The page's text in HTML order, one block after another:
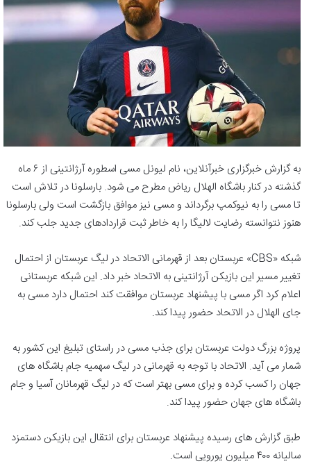
به گزارش خبرگزاری خبرآنلاین، نام لیونل مسی اسطوره آرژانتینی از ۶ ماه
گذشته در کنار باشگاه الهلال ریاض مطرح می شود. بارسلونا در تلاش است
تا مسی را به نیوکمپ برگرداند و مسی نیز موافق بازگشت است ولی بارسلونا
هنوز نتوانسته رضایت لالیگا را به خاطر ثبت قراردادهای جدید جلب کند.
شبکه «CBS» عربستان بعد از قهرمانی الاتحاد در لیگ عربستان از احتمال
تغییر مسیر این بازیکن آرژانتینی به الاتحاد خبر داد. این شبکه عربستانی
اعلام کرد اگر مسی با پیشنهاد عربستان موافقت کند احتمال دارد مسی به
جای الهلال در الاتحاد حضور پیدا کند.
پروژه بزرگ دولت عربستان برای جذب مسی در راستای تبلیغ این کشور به
شمار می آید. الاتحاد با توجه به قهرمانی در لیگ سهمیه جام باشگاه های
جهان را کسب کرده و برای مسی بهتر است که در لیگ قهرمانان آسیا و جام
باشگاه های جهان حضور پیدا کند.
طبق گزارش های رسیده پیشنهاد عربستان برای انتقال این بازیکن دستمزد
سالیانه ۴۰۰ میلیون یورویی است.